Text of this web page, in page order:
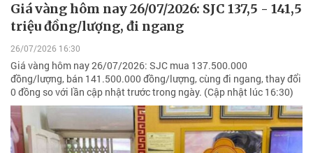
Giá vàng hôm nay 26/07/2026: SJC 137,5 - 141,5
triệu đồng/lượng, đi ngang
26/07/2026 16:30
Giá vàng hôm nay 26/07/2026: SJC mua 137.500.000
đồng/lượng, bán 141.500.000 đồng/lượng, cùng đi ngang, thay đổi
0 đồng so với lần cập nhật trước trong ngày. (Cập nhật lúc 16:30)